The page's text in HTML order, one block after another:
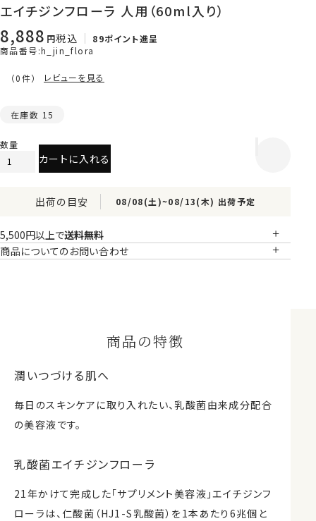
エイチジンフローラ 人用（60ml入り）
8,888 税込 89ポイント進呈
商品番号 h_jin_flora
（0件） レビューを見る
在庫数 15
カートに入れる
出荷の目安 08/08(土)~08/13(木) 出荷予定
5,500円以上で送料無料
商品についてのお問い合わせ
商品の特徴
潤いつづける肌へ
毎日のスキンケアに取り入れたい、乳酸菌由来成分配合
の美容液です。
乳酸菌エイチジンフローラ
21年かけて完成した「サプリメント美容液」エイチジンフ
ローラは、仁酸菌（HJ1-S乳酸菌）を1本あたり6兆個と